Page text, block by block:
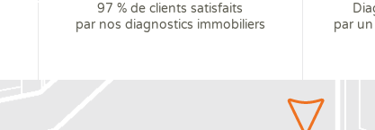
97 % de clients satisfaits
par nos diagnostics immobiliers
par